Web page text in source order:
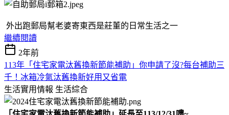
外出跑郵局幫老婆寄東西是莊董的日常生活之一
繼續閱讀
2年前
113年「住宅家電汰舊換新節能補助」你申請了沒?每台補助三
千！冰箱冷氣汰舊換新好用又省電
生活實用情報 生活綜合